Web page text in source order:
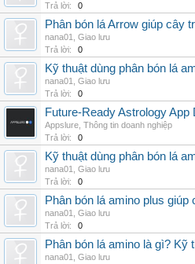
Trả lời:
0
Phân bón lá Arrow giúp cây
nana01
Giao lưu
Trả lời:
0
Kỹ thuật dùng phân bón lá
nana01
Giao lưu
Trả lời:
0
Future-Ready Astrology
Appslure Thông tin doanh nghiệp
Trả lời:
0
Kỹ thuật dùng phân bón lá
nana01
Giao lưu
Trả lời:
0
Phân bón lá amino plus
nana01
Giao lưu
Trả lời:
0
Phân bón lá amino là gì? Kỹ
nana01
Giao lưu